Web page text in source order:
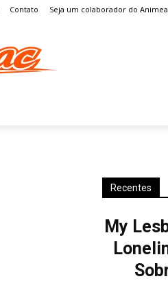
Contato Seja um colaborador do
Recentes
My